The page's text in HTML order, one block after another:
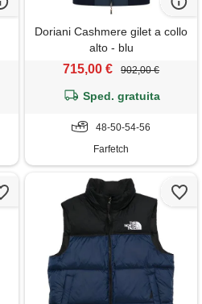
Doriani Cashmere gilet a collo
alto - blu
715,00 € 902,00 €
Sped. gratuita
48-50-54-56
Farfetch